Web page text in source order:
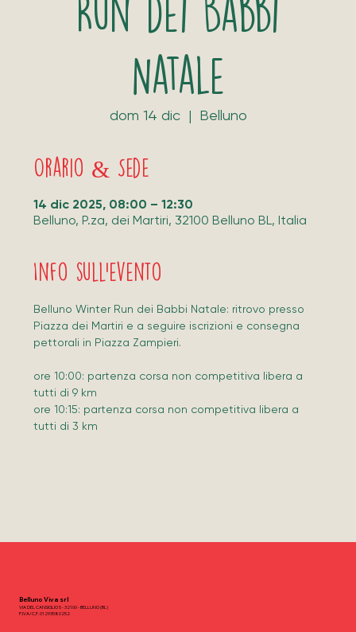
Run dei Babbi
Natale
dom 14 dic
  |
Belluno
Orario & Sede
14 dic 2025, 08:00 – 12:30
Belluno, P.za, dei Martiri, 32100 Belluno BL, Italia
Info sull'evento
Belluno Winter Run dei Babbi Natale: ritrovo presso
Piazza dei Martiri e a seguire iscrizioni e consegna
pettorali in Piazza Zampieri.
ore 10:00: partenza corsa non competitiva libera a
tutti di 9 km
ore 10:15: partenza corsa non competitiva libera a
tutti di 3 km
Belluno Viva srl
VIA DEL CANSIGLIO 5 - 32100 - BELLUNO (BL)
P.IVA/C.F. 01293580252